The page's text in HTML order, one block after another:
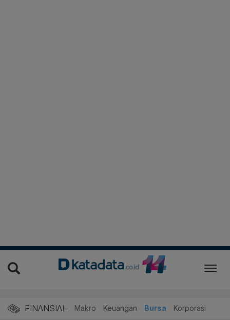
FINANSIAL Makro Keuangan Bursa Korporasi